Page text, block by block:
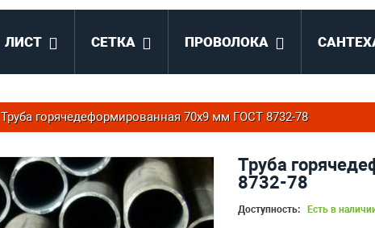
ЛИСТ СЕТКА ПРОВОЛОКА
Труба горячедеформированная 70х9 мм ГОСТ 8732-78
Труба
8732-78
Доступность: Есть в